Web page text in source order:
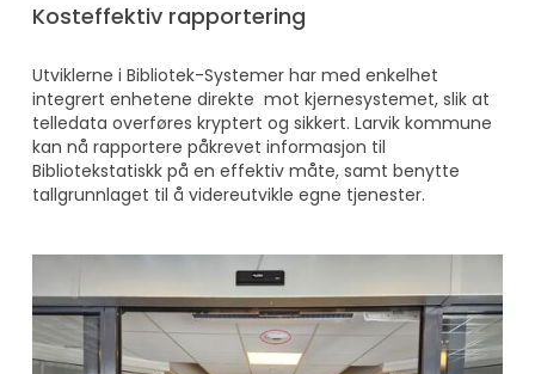
Kosteffektiv rapportering
Utviklerne i Bibliotek-Systemer har med enkelhet
integrert enhetene direkte mot kjernesystemet, slik at
telledata overføres kryptert og sikkert. Larvik kommune
kan nå rapportere påkrevet informasjon til
Bibliotekstatiskk på en effektiv måte, samt benytte
tallgrunnlaget til å videreutvikle egne tjenester.